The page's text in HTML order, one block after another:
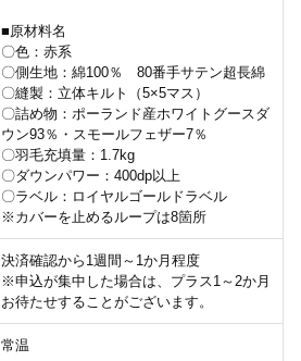
■原材料名
〇色：赤系
〇側生地：綿100％ 80番手サテン超長綿
〇縫製：立体キルト（5×5マス）
〇詰め物：ポーランド産ホワイトグースダ
ウン93％・スモールフェザー7％
〇羽毛充填量：1.7kg
〇ダウンパワー：400dp以上
〇ラベル：ロイヤルゴールドラベル
※カバーを止めるループは8箇所
決済確認から1週間～1か月程度
※申込が集中した場合は、プラス1～2か月
お待たせすることがございます。
常温